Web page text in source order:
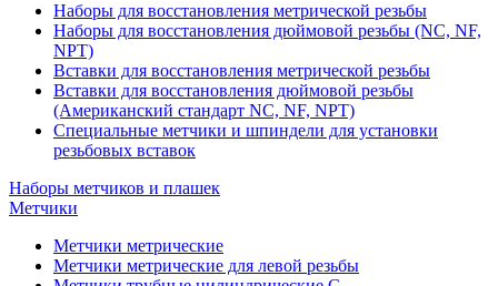
Наборы для восстановления метрической резьбы
Наборы для восстановления дюймовой резьбы (NC, NF,
NPT)
Вставки для восстановления метрической резьбы
Вставки для восстановления дюймовой резьбы
(Американский стандарт NC, NF, NPT)
Специальные метчики и шпиндели для установки
резьбовых вставок
Наборы метчиков и плашек
Метчики
Метчики метрические
Метчики метрические для левой резьбы